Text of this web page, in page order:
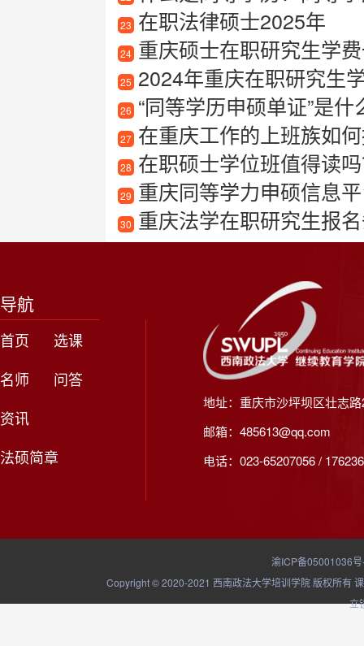
23 在职法律硕士2025年
24 重庆硕士在职研究生学费一
25 2024年重庆在职研究生学
26 “同等学历申硕单证”是什
27 在重庆工作的上班族如
28 在职硕士学位班值得读
29 重庆同等学力申硕信息
30 重庆法学在职研究生报
导航
首页
选课
名师
问答
资讯
法硕简章
地址：重庆市沙坪坝区壮志
邮箱：485613@qq.com
电话：023-65207056 /
渝ICP备05001036
Copyright © 2020-2021 西南政法大学培训学院 版权所有
立